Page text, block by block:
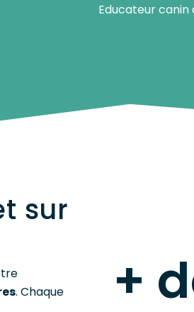
Educateur canin
sur
. Chaque
+